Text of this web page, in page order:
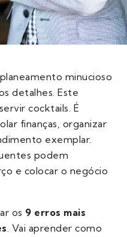
minucioso
detalhes. Este
cocktails. É
finanças, organizar
exemplar.
podem
e colocar o negócio
os 9 erros mais
. Vai aprender como